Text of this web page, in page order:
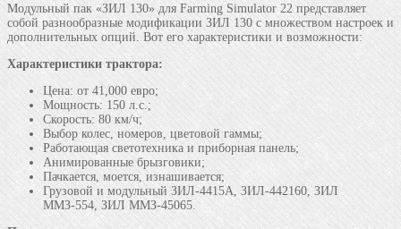
Модульный пак «ЗИЛ 130» для Farming Simulator 22 представляет
собой разнообразные модификации ЗИЛ 130 с множеством настроек и
дополнительных опций. Вот его характеристики и возможности:
Характеристики трактора:
Цена: от 41,000 евро;
Мощность: 150 л.с.;
Скорость: 80 км/ч;
Выбор колес, номеров, цветовой гаммы;
Работающая светотехника и приборная панель;
Анимированные брызговики;
Пачкается, моется, изнашивается;
Грузовой и модульный ЗИЛ-4415А, ЗИЛ-442160, ЗИЛ
ММЗ-554, ЗИЛ ММЗ-45065.